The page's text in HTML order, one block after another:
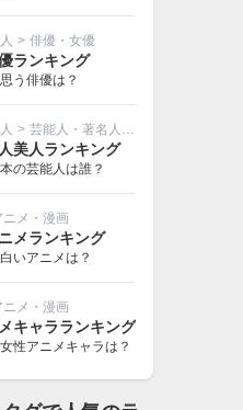
> 俳優・女優
ランキング
う俳優は？
> 芸能人・著名人その他
美人ランキング
の芸能人は誰？
ニメ・漫画
メランキング
いアニメは？
ニメ・漫画
キャラランキング
性アニメキャラは？